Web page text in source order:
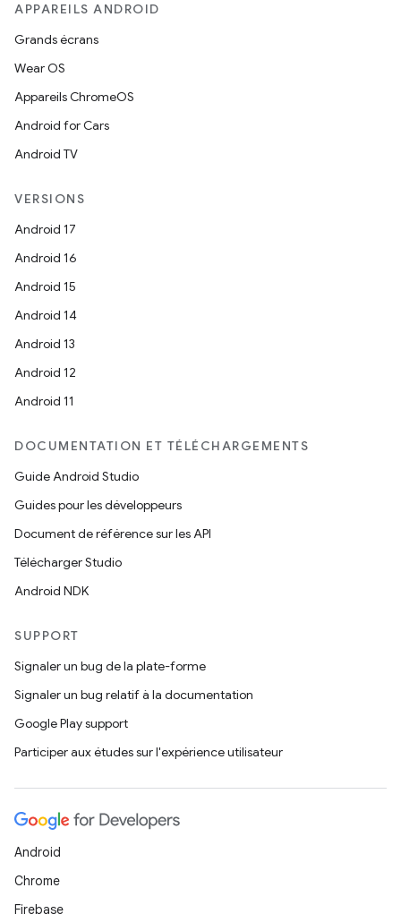
APPAREILS ANDROID
Grands écrans
Wear OS
Appareils ChromeOS
Android for Cars
Android TV
VERSIONS
Android 17
Android 16
Android 15
Android 14
Android 13
Android 12
Android 11
DOCUMENTATION ET TÉLÉCHARGEMENTS
Guide Android Studio
Guides pour les développeurs
Document de référence sur les API
Télécharger Studio
Android NDK
SUPPORT
Signaler un bug de la plate-forme
Signaler un bug relatif à la documentation
Google Play support
Participer aux études sur l'expérience utilisateur
Android
Chrome
Firebase